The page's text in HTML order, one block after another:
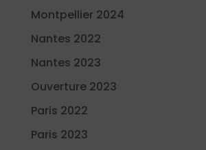
Montpellier 2024
Nantes 2022
Nantes 2023
Ouverture 2023
Paris 2022
Paris 2023